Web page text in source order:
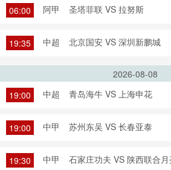
06:00
阿甲 圣塔菲联 VS 拉努斯
19:35 中超 北京国安 VS 深圳新鹏城
2026-08-08
19:00
中超 青岛海牛 VS 上海申花
19:00 中甲 苏州东吴 VS 长春亚泰
19:30 中甲 石家庄功夫 VS 陕西联合